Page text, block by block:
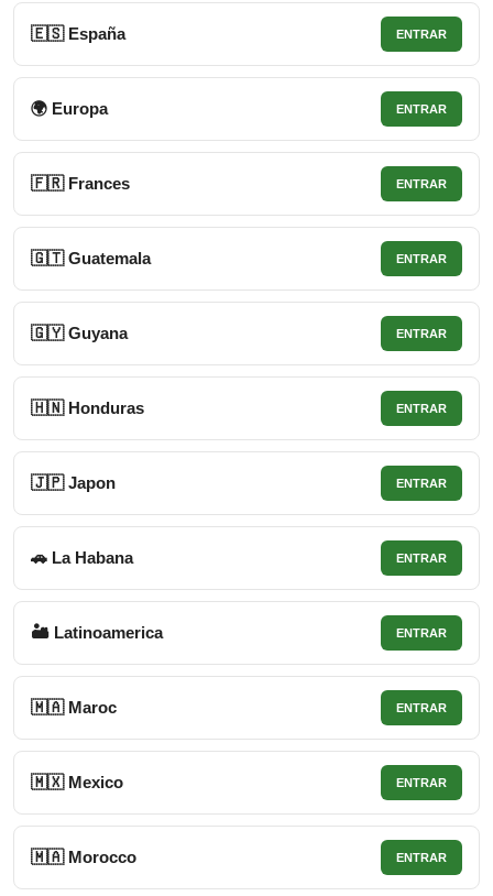
🇪🇸 España ENTRAR
🌍 Europa ENTRAR
🇫🇷 Frances ENTRAR
🇬🇹 Guatemala ENTRAR
🇬🇾 Guyana ENTRAR
🇭🇳 Honduras ENTRAR
🇯🇵 Japon ENTRAR
🚗 La Habana ENTRAR
🏜 Latinoamerica ENTRAR
🇲🇦 Maroc ENTRAR
🇲🇽 Mexico ENTRAR
🇲🇦 Morocco ENTRAR